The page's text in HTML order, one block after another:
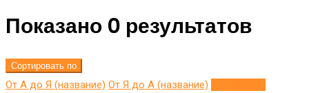
Показано 0 результатов
Сортировать по
От А до Я (название) От Я до A (название)